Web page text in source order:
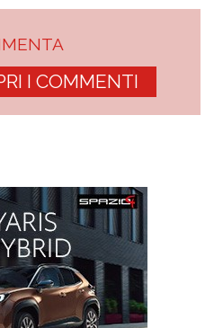
I COMMENTI